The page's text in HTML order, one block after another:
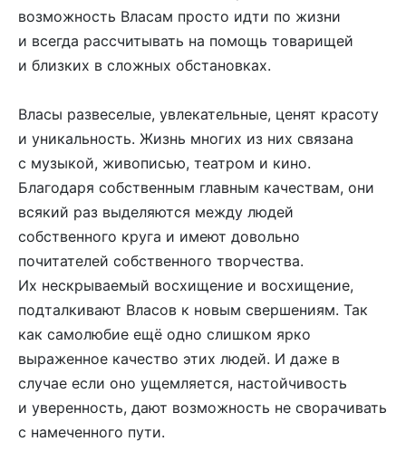
возможность Власам просто идти по жизни
и всегда рассчитывать на помощь товарищей
и близких в сложных обстановках.
Власы развеселые, увлекательные, ценят красоту
и уникальность. Жизнь многих из них связана
с музыкой, живописью, театром и кино.
Благодаря собственным главным качествам, они
всякий раз выделяются между людей
собственного круга и имеют довольно
почитателей собственного творчества.
Их нескрываемый восхищение и восхищение,
подталкивают Власов к новым свершениям. Так
как самолюбие ещё одно слишком ярко
выраженное качество этих людей. И даже в
случае если оно ущемляется, настойчивость
и уверенность, дают возможность не сворачивать
с намеченного пути.